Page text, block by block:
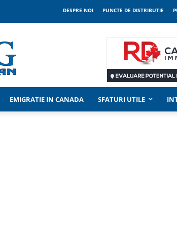
DESPRE NOI PUNCTE DE DISTRIBUTIE
EMIGRATIE IN CANADA SFATURI UTILE